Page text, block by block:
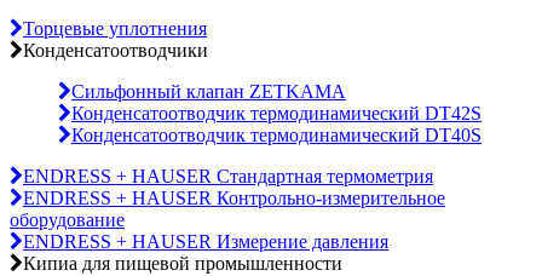
Торцевые уплотнения
Конденсатоотводчики
Сильфонный клапан ZETKAMA
Конденсатоотводчик термодинамический DT42S
Конденсатоотводчик термодинамический DT40S
ENDRESS + HAUSER Стандартная термометрия
ENDRESS + HAUSER Контрольно-измерительное
оборудование
ENDRESS + HAUSER Измерение давления
Кипиа для пищевой промышленности